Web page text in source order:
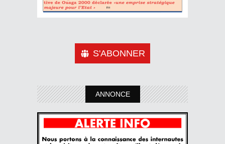
S'ABONNER
ANNONCE